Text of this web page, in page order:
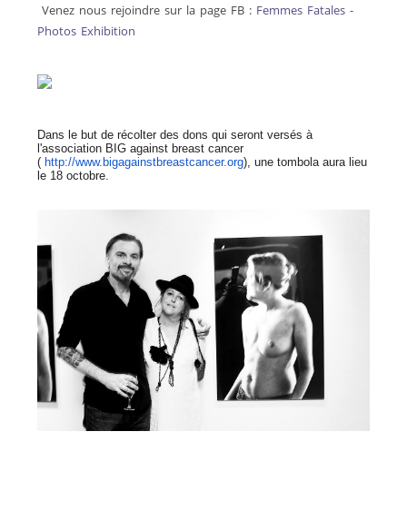
Venez nous rejoindre sur la page FB : Femmes Fatales -
Photos Exhibition
Dans le but de récolter des dons qui seront versés à
l'association BIG against breast cancer
( http://www.bigagainstbreastcancer.org),une tombola aura lieu
le 18 octobre.